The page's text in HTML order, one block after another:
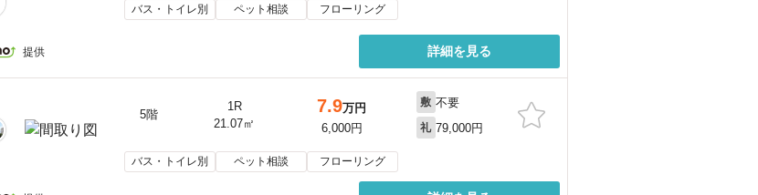
バス・トイレ別 ペット相談 フローリング
提供 詳細を見る
5階
1R
21.07㎡
7.9万円
6,000円
敷 不要
礼 79,000円
バス・トイレ別 ペット相談 フローリング